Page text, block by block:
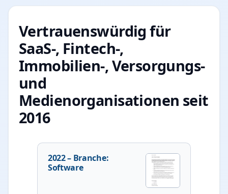
Vertrauenswürdig für
SaaS-, Fintech-,
Immobilien-, Versorgungs-
und
Medienorganisationen seit
2016
2022 – Branche:
Software